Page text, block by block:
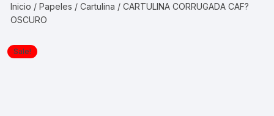
Inicio /Papeles /Cartulina / CARTULINA CORRUGADA CAF?
OSCURO
Sale!